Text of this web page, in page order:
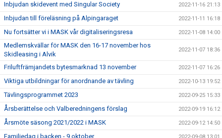
Inbjudan skidevent med Singular Society 2022-11-16 21:13
Inbjudan till föreläsning på Alpingaraget 2022-11-11 16:18
Nu fortsätter vi i MASK vår digitaliseringsresa 2022-11-08 14:00
Medlemskvällar för MASK den 16-17 november hos
Skidleasing i Alvik
2022-11-07 18:36
Friluftfrämjandets bytesmarknad 13 november 2022-11-07 16:26
Viktiga utbildningar för anordnande av tävling 2022-10-13 19:52
Tävlingsprogrammet 2023 2022-09-25 15:33
Årsberättelse och Valberedningens förslag 2022-09-19 16:12
Årsmöte säsong 2021/2022 i MASK 2022-09-12 14:50
Familjedag i backen - 9 oktober